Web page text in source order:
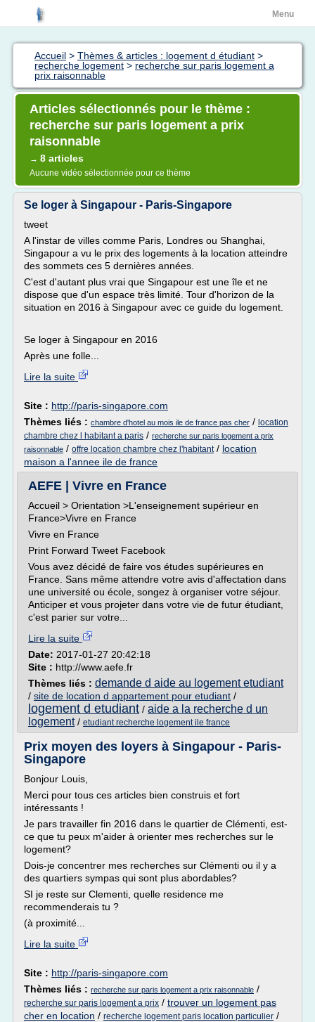
Menu
Accueil > Thèmes & articles : logement d étudiant >
recherche logement > recherche sur paris logement a
prix raisonnable
Articles sélectionnés pour le thème :
recherche sur paris logement a prix
raisonnable
→ 8 articles
Aucune vidéo sélectionnée pour ce thème
Se loger à Singapour - Paris-Singapore
tweet
A l'instar de villes comme Paris, Londres ou Shanghai,
Singapour a vu le prix des logements à la location atteindre
des sommets ces 5 dernières années.
C'est d'autant plus vrai que Singapour est une île et ne
dispose que d'un espace très limité. Tour d'horizon de la
situation en 2016 à Singapour avec ce guide du logement.
Se loger à Singapour en 2016
Après une folle...
Lire la suite
Site : http://paris-singapore.com
Thèmes liés : chambre d'hotel au mois ile de france pas cher / location
chambre chez l habitant a paris / recherche sur paris logement a prix
raisonnable / offre location chambre chez l'habitant/ location
maison a l'annee ile de france
AEFE | Vivre en France
Accueil > Orientation >L'enseignement supérieur en
France>Vivre en France
Vivre en France
Print Forward Tweet Facebook
Vous avez décidé de faire vos études supérieures en
France. Sans même attendre votre avis d'affectation dans
une université ou école, songez à organiser votre séjour.
Anticiper et vous projeter dans votre vie de futur étudiant,
c'est parier sur votre...
Lire la suite
Date: 2017-01-27 20:42:18
Site : http://www.aefe.fr
Thèmes liés : demande d aide au logement etudiant
/ site de location d appartement pour etudiant /
logement d etudiant / aide a la recherche d un
logement/ etudiant recherche logement ile france
Prix moyen des loyers à Singapour - Paris-
Singapore
Bonjour Louis,
Merci pour tous ces articles bien construis et fort
intéressants !
Je pars travailler fin 2016 dans le quartier de Clémenti, est-
ce que tu peux m'aider à orienter mes recherches sur le
logement?
Dois-je concentrer mes recherches sur Clémenti ou il y a
des quartiers sympas qui sont plus abordables?
SI je reste sur Clementi, quelle residence me
recommenderais tu ?
(à proximité...
Lire la suite
Site : http://paris-singapore.com
Thèmes liés : recherche sur paris logement a prix raisonnable /
recherche sur paris logement a prix / trouver un logement pas
cher en location / recherche logement paris location particulier /